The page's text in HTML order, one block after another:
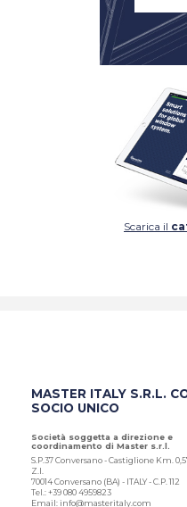
Scarica il
MASTER ITALY S.R.L.
SOCIO UNICO
Società soggetta a direzione e
coordinamento di Master s.r.l.
S.P.37 Conversano - Castiglione Km.
Z.I.
70014 Conversano (BA) - ITALY - C.P. 112
Tel.: +39 080 4959823
Email: info@masteritaly.com